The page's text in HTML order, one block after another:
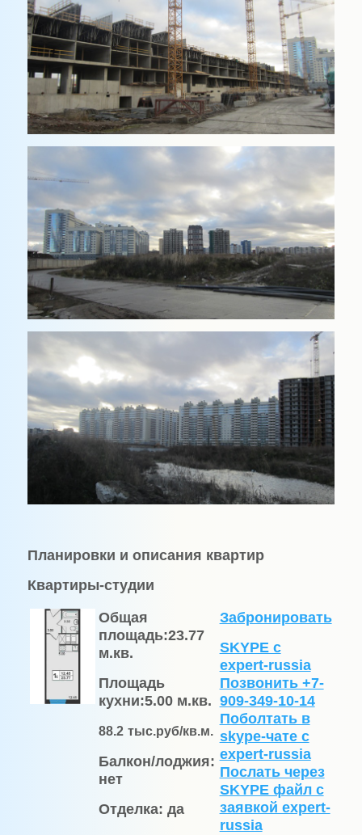
Планировки и описания квартир
Квартиры-студии
Общая
площадь:23.77
м.кв.
Площадь
кухни:5.00 м.кв.
88.2 тыс.руб/кв.м.
Балкон/лоджия:
нет
Отделка: да
Забронировать
SKYPE с
expert-russia
Позвонить +7-
909-349-10-14
Поболтать в
skype-чате с
expert-russia
Послать через
SKYPE файл c
заявкой expert-
russia